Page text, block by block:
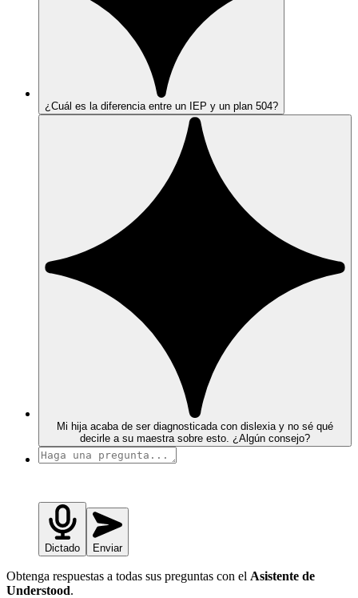
¿Cuál es la diferencia entre un IEP y un plan 504?
Mi hija acaba de ser diagnosticada con dislexia y no sé qué
decirle a su maestra sobre esto. ¿Algún consejo?
Dictado Enviar
Obtenga respuestas a todas sus preguntas con el Asistente de
Understood.